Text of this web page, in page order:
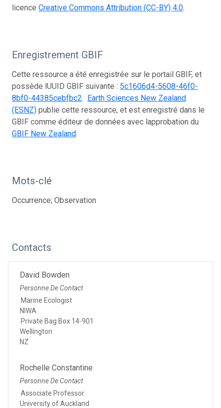
licence Creative Commons Attribution (CC-BY) 4.0.
Enregistrement GBIF
Cette ressource a été enregistrée sur le portail GBIF, et
possède lUUID GBIF suivante : 5c1606d4-5608-46f0-
8bf0-44385cebfbc2. Earth Sciences New Zealand
(ESNZ) publie cette ressource, et est enregistré dans le
GBIF comme éditeur de données avec lapprobation du
GBIF New Zealand.
Mots-clé
Occurrence; Observation
Contacts
David Bowden
Personne De Contact
Marine Ecologist
NIWA
Private Bag Box 14-901
Wellington
NZ
Rochelle Constantine
Personne De Contact
Associate Professor
University of Auckland